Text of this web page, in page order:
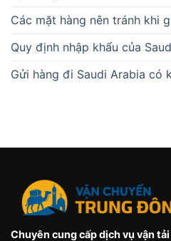
Các mặt hàng nên tránh khi
Quy định nhập khẩu của
Gửi hàng đi Saudi Arabia có
Chuyên cung cấp dịch vụ vận